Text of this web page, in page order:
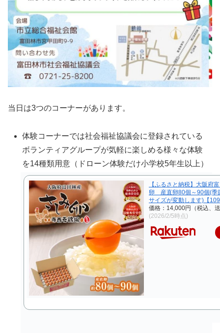
当日は3つのコーナーがあります。
体験コーナーでは社会福祉協議会に登録されている
ボランティアグループが気軽に楽しめる様々な体験
を14種類用意（ドローン体験だけ小学校5年生以上）
【ふるさと納税】大阪府
卵 産直卵80個～90個(季
サイズが変動します)【
価格：14,000円（税込、
(2026/2/5時点)